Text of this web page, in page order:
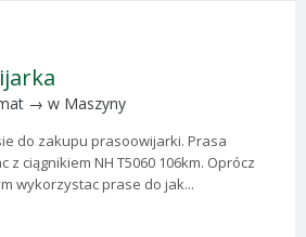
→ w Maszyny
do zakupu prasoowijarki. Prasa
z ciągnikiem NH T5060 106km. Oprócz
wykorzystac prase do jak...